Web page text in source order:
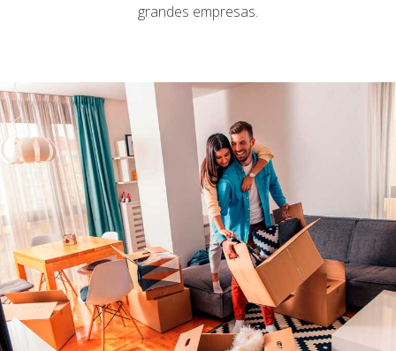
grandes empresas.